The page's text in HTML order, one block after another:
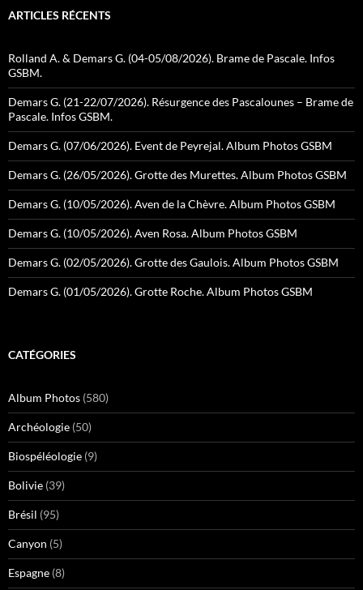
ARTICLES RÉCENTS
Rolland A. & Demars G. (04-05/08/2026). Brame de Pascale. Infos
GSBM.
Demars G. (21-22/07/2026). Résurgence des Pascalounes – Brame de
Pascale. Infos GSBM.
Demars G. (07/06/2026). Event de Peyrejal. Album Photos GSBM
Demars G. (26/05/2026). Grotte des Murettes. Album Photos GSBM
Demars G. (10/05/2026). Aven de la Chèvre. Album Photos GSBM
Demars G. (10/05/2026). Aven Rosa. Album Photos GSBM
Demars G. (02/05/2026). Grotte des Gaulois. Album Photos GSBM
Demars G. (01/05/2026). Grotte Roche. Album Photos GSBM
CATÉGORIES
Album Photos (580)
Archéologie (50)
Biospéléologie (9)
Bolivie (39)
Brésil (95)
Canyon (5)
Espagne (8)